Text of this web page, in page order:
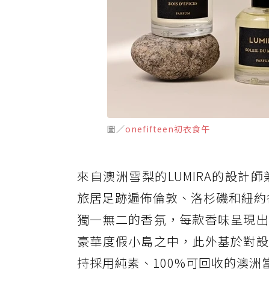
圖／onefifteen初衣食午
來自澳洲雪梨的LUMIRA的設計
旅居足跡遍佈倫敦、洛杉磯和紐
獨一無二的香氛，每款香味呈現
豪華度假小島之中，此外基於對
持採用純素、100%可回收的澳